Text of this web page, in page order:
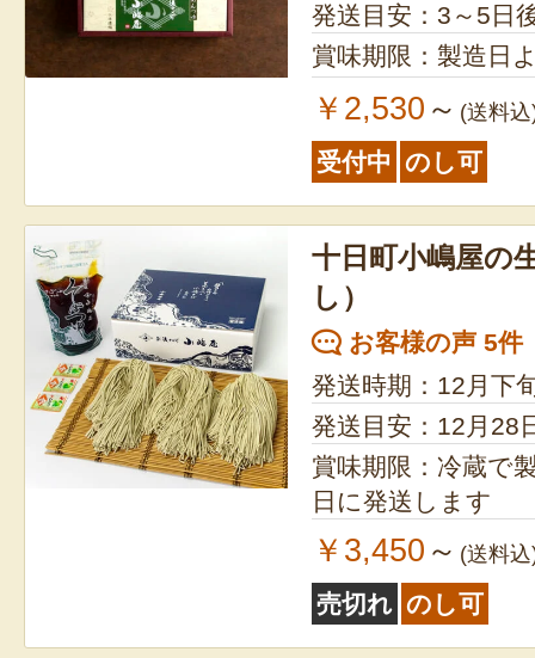
発送目安：3～5日
賞味期限：製造日
￥2,530 ～ (送料
受付中 のし可
十日町小嶋屋の
し）
お客様の声 5件
発送時期：12月下
発送目安：12月28
賞味期限：冷蔵で製
日に発送します
￥3,450 ～ (送料
売切れ のし可